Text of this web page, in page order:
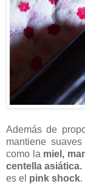
Además de
mantiene
como la miel,
centella asiática.
es el pink shock.